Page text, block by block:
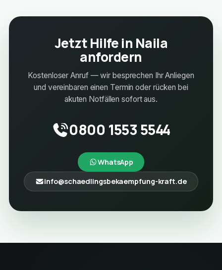
Jetzt Hilfe in Naila
anfordern
Kostenloser Anruf — wir besprechen Ihr Anliegen
und vereinbaren einen Termin oder rücken bei
akuten Notfällen sofort aus.
0800 1553 5544
WhatsApp
info@schaedlingsbekaempfung-kraft.de